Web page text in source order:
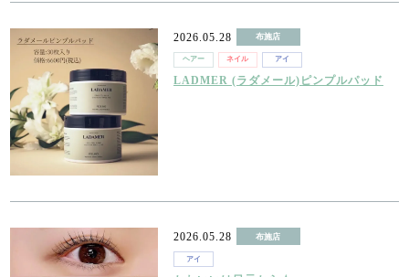
2026.05.28 布施店
ヘアー ネイル アイ
LADMER (ラダメール)ピンプルパッド
2026.05.28 布施店
アイ